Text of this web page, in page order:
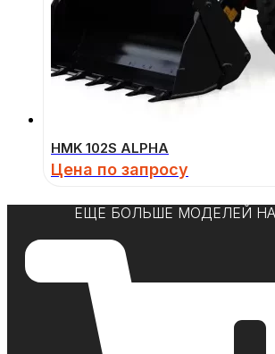
HMK 102S ALPHA
Цена по запросу
ЕЩЕ БОЛЬШЕ МОДЕЛЕЙ НА